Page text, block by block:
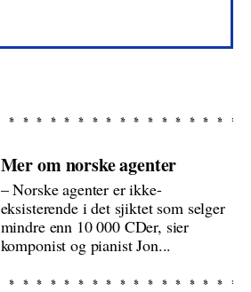
Mer om norske agenter
– Norske agenter er ikke-
eksisterende i det sjiktet som selger
mindre enn 10 000 CDer, sier
komponist og pianist Jon...